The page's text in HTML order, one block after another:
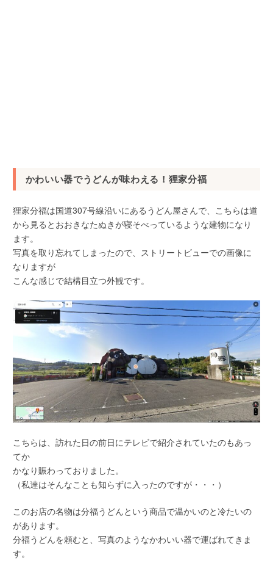
かわいい器でうどんが味わえる！狸家分福
狸家分福は国道307号線沿いにあるうどん屋さんで、こちらは道
から見るとおおきなたぬきが寝そべっているような建物になり
ます。
写真を取り忘れてしまったので、ストリートビューでの画像に
なりますが
こんな感じで結構目立つ外観です。
こちらは、訪れた日の前日にテレビで紹介されていたのもあっ
てか
かなり賑わっておりました。
（私達はそんなことも知らずに入ったのですが・・・）
このお店の名物は分福うどんという商品で温かいのと冷たいの
があります。
分福うどんを頼むと、写真のようなかわいい器で運ばれてきま
す。